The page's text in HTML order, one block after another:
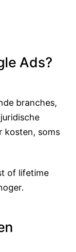
Ads?
branches,
kosten, soms
of lifetime